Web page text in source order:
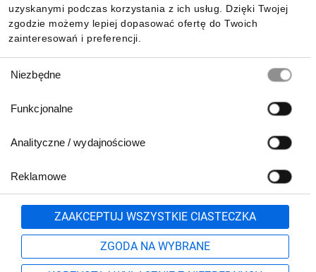
uzyskanymi podczas korzystania z ich usług. Dzięki Twojej
zgodzie możemy lepiej dopasować ofertę do Twoich
zainteresowań i preferencji.
zgody
Niezbędne
Funkcjonalne
Analityczne / wydajnościowe
Reklamowe
ZAAKCEPTUJ WSZYSTKIE CIASTECZKA
ZGODA NA WYBRANE
801 500 700 lub
71 37 61 600
Formularz kontaktowy